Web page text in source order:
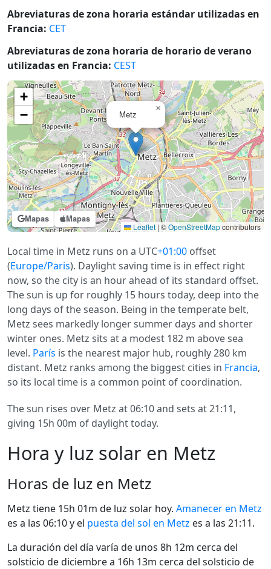
Abreviaturas de zona horaria estándar utilizadas en
Francia: CET
Abreviaturas de zona horaria de horario de verano
utilizadas en Francia: CEST
Mapas Mapas
Metz
×
+
−
Leaflet | ©OpenStreetMapcontributors
Local time in Metz runs on a UTC+01:00 offset
(Europe/Paris). Daylight saving time is in effect right
now, so the city is an hour ahead of its standard offset.
The sun is up for roughly 15 hours today, deep into the
long days of the season. Being in the temperate belt,
Metz sees markedly longer summer days and shorter
winter ones. Metz sits at a modest 182 m above sea
level. París is the nearest major hub, roughly 280 km
distant. Metz ranks among the biggest cities in Francia,
so its local time is a common point of coordination.
The sun rises over Metz at 06:10 and sets at 21:11,
giving 15h 00m of daylight today.
Hora y luz solar en Metz
Horas de luz en Metz
Metz tiene 15h 01m de luz solar hoy. Amanecer en Metz
es a las 06:10 y el puesta del sol en Metz es a las 21:11.
La duración del día varía de unos 8h 12m cerca del
solsticio de diciembre a 16h 13m cerca del solsticio de